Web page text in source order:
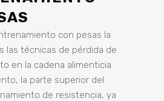
con pesas la
las técnicas de pérdida de
en la cadena alimenticia
la parte superior del
de resistencia, ya